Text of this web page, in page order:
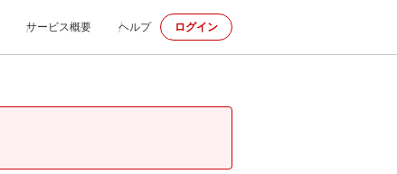
サービス概要 ヘルプ ログイン